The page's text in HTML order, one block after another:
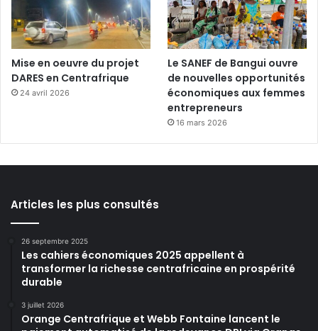
Mise en oeuvre du projet
DARES en Centrafrique
24 avril 2026
Le SANEF de Bangui ouvre
de nouvelles opportunités
économiques aux femmes
entrepreneurs
16 mars 2026
Articles les plus consultés
26 septembre 2025
Les cahiers économiques 2025 appellent à
transformer la richesse centrafricaine en prospérité
durable
3 juillet 2026
Orange Centrafrique et Webb Fontaine lancent le